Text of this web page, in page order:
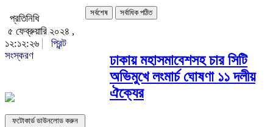
প্রতিনিধি
৫ ফেব্রুয়ারি ২০২৪ ,
১২:১২:২৬
প্রিন্ট
সংস্করণ
ফটোকার্ড ডাউনলোড করুন
সর্বশেষ সর্বাধিক পঠিত
ঢাকায় মহাসমাবেশসহ চার সিটি
অভিমুখে লংমার্চ ঘোষণা ১১ দলীয়
ঐক্যের